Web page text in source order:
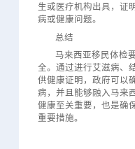
生或医疗机构出具，证
病或健康问题。
总结
马来西亚移民体检
全。通过进行艾滋病、
供健康证明，政府可以
病，并且能够融入马来
健康至关重要，也是确
重要措施。